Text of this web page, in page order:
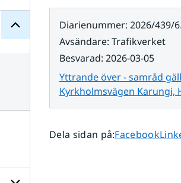
Undersidor
för
internationellt
Diarienummer: 2026/439/
Avsändare: Trafikverket
Besvarad: 2026-03-05
Yttrande över - samråd
Kyrkholmsvägen Karungi,
Dela sidan på:Dela sidan på
Facebook